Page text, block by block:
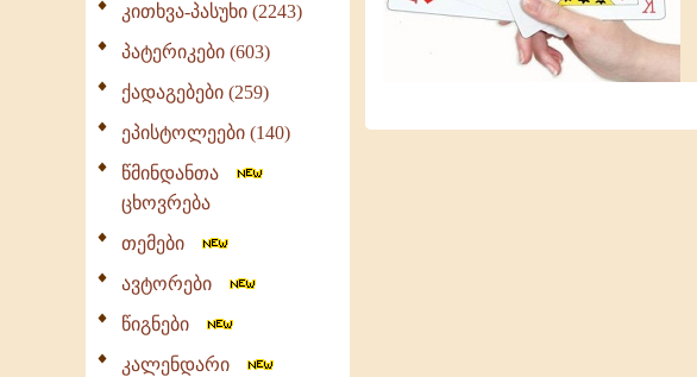
კითხვა-პასუხი (2243)
პატერიკები (603)
ქადაგებები (259)
ეპისტოლეები (140)
წმინდანთა
ცხოვრება
თემები
ავტორები
წიგნები
კალენდარი